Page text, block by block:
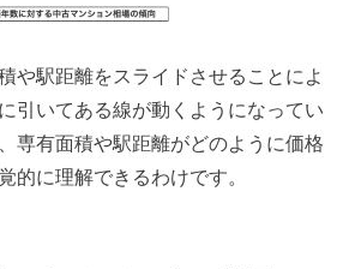
や駅距離をスライドさせることによ
引いてある線が動くようになってい
専有面積や駅距離がどのように価格
的に理解できるわけです。